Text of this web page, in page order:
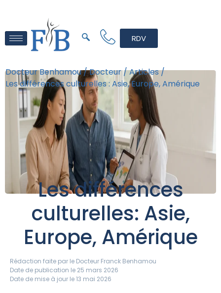
RDV
Docteur Benhamou /Docteur /Articles /
Les différences culturelles : Asie, Europe, Amérique
Les différences
culturelles: Asie,
Europe, Amérique
Rédaction faite par le Docteur Franck Benhamou
Date de publication le 25 mars 2026
Date de mise à jour le 13 mai 2026